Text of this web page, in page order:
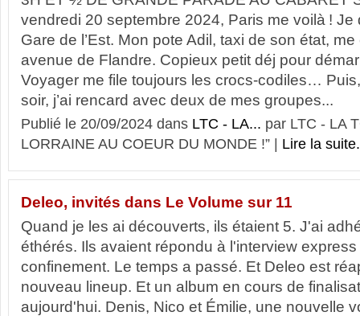
vendredi 20 septembre 2024, Paris me voilà !
Gare de l’Est. Mon pote Adil, taxi de son état,
avenue de Flandre. Copieux petit déj pour
Voyager me file toujours les crocs-codiles…
soir, j’ai rencard avec deux de mes groupes...
Publié le 20/09/2024 dans LTC - LA... par LTC - LA
LORRAINE AU COEUR DU MONDE !” | Lire la
Deleo, invités dans Le Volume sur 11
Quand je les ai découverts, ils étaient 5. J'ai
éthérés. Ils avaient répondu à l'interview express
confinement. Le temps a passé. Et Deleo est
nouveau lineup. Et un album en cours de
aujourd'hui. Denis, Nico et Émilie, une nouvelle